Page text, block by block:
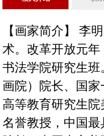
【画家简介】 李
术。改革开放元
书法学院研究生
画院）院长、国
高等教育研究生
名誉教授，中国